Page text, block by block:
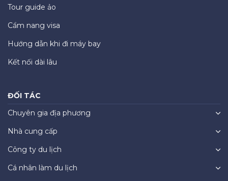
Tour guide ảo
Cẩm nang visa
Hướng dẫn khi đi máy bay
Kết nối dài lâu
ĐỐI TÁC
Chuyên gia địa phương
Nhà cung cấp
Công ty du lịch
Cá nhân làm du lịch